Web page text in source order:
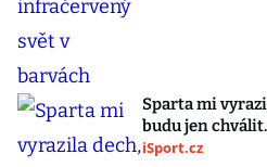
Sparta mi
budu jen
iSport.cz